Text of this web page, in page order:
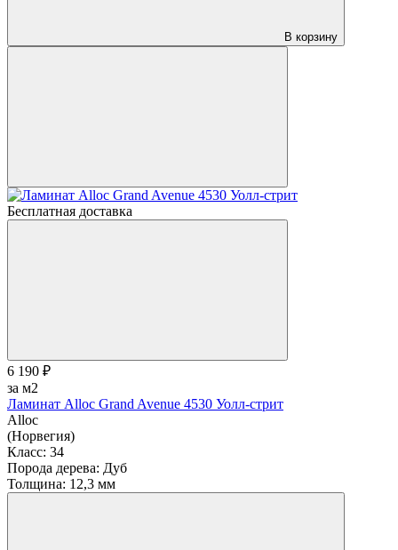
В корзину
Бесплатная доставка
6 190 ₽
за м2
Ламинат Alloc Grand Avenue 4530 Уолл-стрит
Alloc
(Норвегия)
Класс: 34
Порода дерева: Дуб
Толщина: 12,3 мм